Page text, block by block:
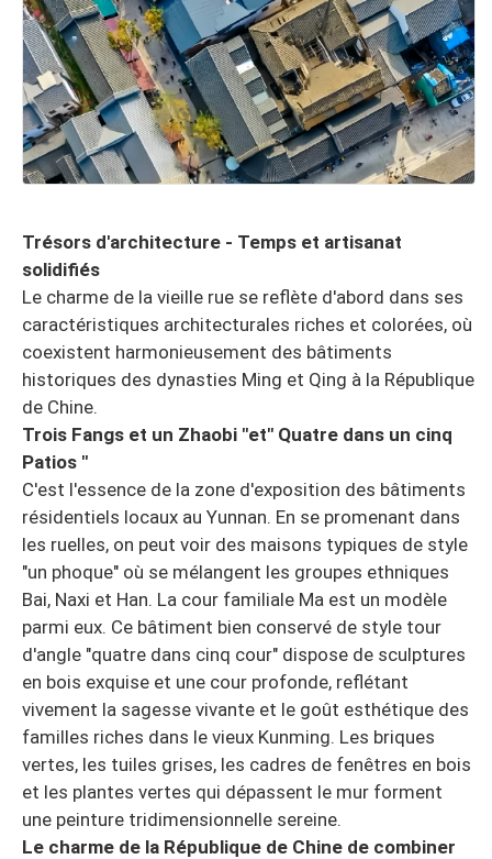
Trésors d'architecture - Temps et artisanat
solidifiés
Le charme de la vieille rue se reflète d'abord dans ses
caractéristiques architecturales riches et colorées, où
coexistent harmonieusement des bâtiments
historiques des dynasties Ming et Qing à la République
de Chine.
Trois Fangs et un Zhaobi "et" Quatre dans un cinq
Patios "
C'est l'essence de la zone d'exposition des bâtiments
résidentiels locaux au Yunnan. En se promenant dans
les ruelles, on peut voir des maisons typiques de style
"un phoque" où se mélangent les groupes ethniques
Bai, Naxi et Han. La cour familiale Ma est un modèle
parmi eux. Ce bâtiment bien conservé de style tour
d'angle "quatre dans cinq cour" dispose de sculptures
en bois exquise et une cour profonde, reflétant
vivement la sagesse vivante et le goût esthétique des
familles riches dans le vieux Kunming. Les briques
vertes, les tuiles grises, les cadres de fenêtres en bois
et les plantes vertes qui dépassent le mur forment
une peinture tridimensionnelle sereine.
Le charme de la République de Chine de combiner